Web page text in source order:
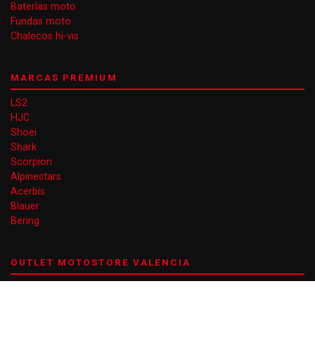
Baterías moto
Fundas moto
Chalecos hi-vis
MARCAS PREMIUM
LS2
HJC
Shoei
Shark
Scorpion
Alpinestars
Acerbis
Blauer
Bering
OUTLET MOTOSTORE VALENCIA